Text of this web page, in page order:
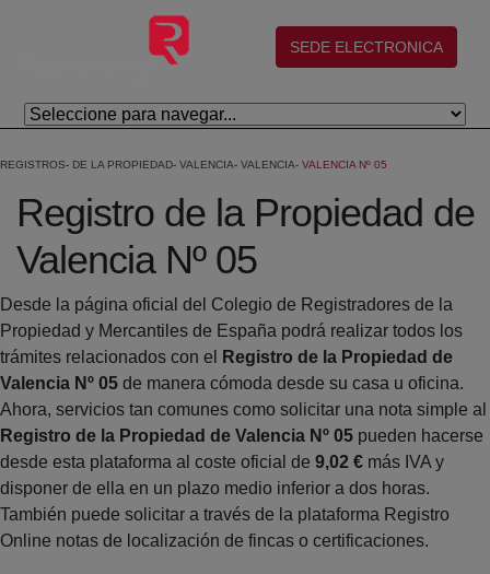
Skip to Main Content
(abre en nueva ventana)
SEDE ELECTRONICA
REGISTROS DE LA PROPIEDAD VALENCIA VALENCIA VALENCIA Nº 05
Registro de la Propiedad de
Valencia Nº 05
Desde la página oficial del Colegio de Registradores de la
Propiedad y Mercantiles de España podrá realizar todos los
trámites relacionados con el
Registro de la Propiedad de
Valencia Nº 05 de manera cómoda desde su casa u oficina.
Ahora, servicios tan comunes como solicitar una nota simple al
Registro de la Propiedad de Valencia Nº 05 pueden hacerse
desde esta plataforma al coste oficial de 9,02 € más IVA y
disponer de ella en un plazo medio inferior a dos horas.
También puede solicitar a través de la plataforma Registro
Online notas de localización de fincas o certificaciones.